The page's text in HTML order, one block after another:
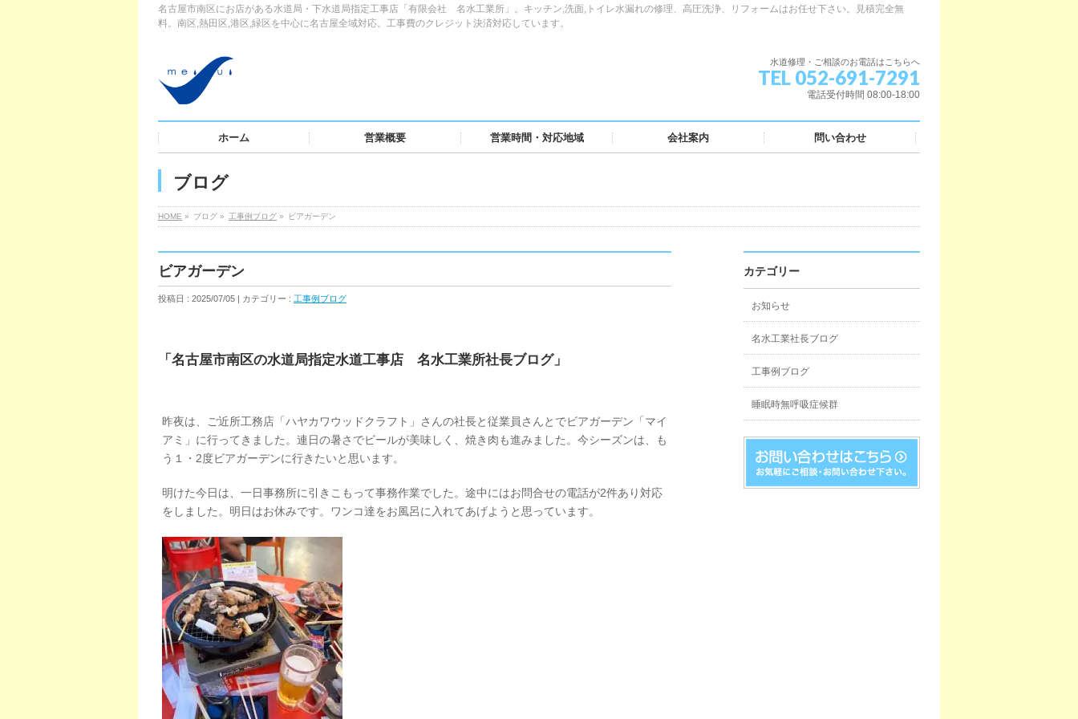
名古屋市南区にお店がある水道局・下水道局指定工事店「有限会社 名水工業所」。キッチン,洗面,トイレ水漏れの修理、高圧洗浄、リフォームはお任せ下さい。見積完全無
料。南区,熱田区,港区,緑区を中心に名古屋全域対応。工事費のクレジット決済対応しています。
水道修理・ご相談のお電話はこちらへ
TEL 052-691-7291
電話受付時間 08:00-18:00
ホーム 営業概要 営業時間・対応地域 会社案内 問い合わせ
ブログ
HOME » ブログ » 工事例ブログ » ビアガーデン
ビアガーデン
投稿日 : 2025/07/05 | カテゴリー : 工事例ブログ
「名古屋市南区の水道局指定水道工事店 名水工業所社長ブログ」
昨夜は、ご近所工務店「ハヤカワウッドクラフト」さんの社長と従業員さんとでビアガーデン「マイ
アミ」に行ってきました。連日の暑さでビールが美味しく、焼き肉も進みました。今シーズンは、も
う１・2度ビアガーデンに行きたいと思います。
明けた今日は、一日事務所に引きこもって事務作業でした。途中にはお問合せの電話が2件あり対応
をしました。明日はお休みです。ワンコ達をお風呂に入れてあげようと思っています。
カテゴリー
お知らせ
名水工業社長ブログ
工事例ブログ
睡眠時無呼吸症候群